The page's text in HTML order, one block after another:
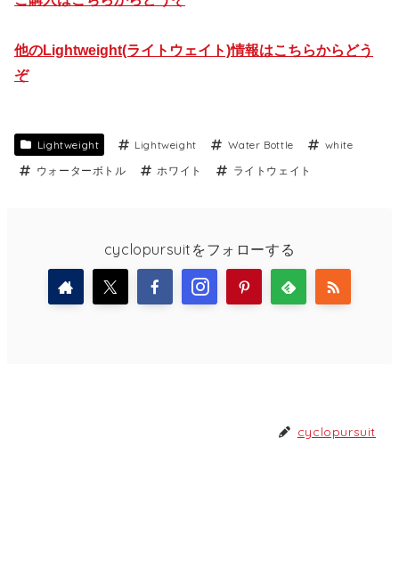
他のLightweight(ライトウェイト)情報はこちらからどう
ぞ
Lightweight Lightweight Water Bottle
white
ウォーターボトル
ホワイト ライトウェイト
cyclopursuitをフォローする
cyclopursuit